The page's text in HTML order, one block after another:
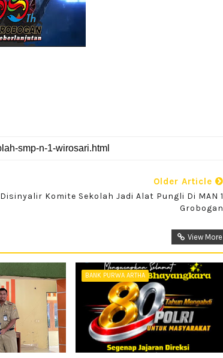
Older Article
Disinyalir Komite Sekolah Jadi Alat Pungli Di MAN 1
Grobogan
View More
BANK PURWA ARTHA